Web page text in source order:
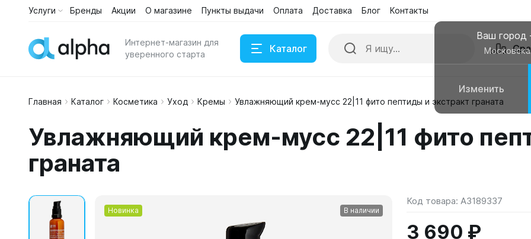
Услуги Бренды Акции О магазине Пункты выдачи Оплата Доставка Блог Контакты
Ваш
Изменить
Интернет-магазин для
уверенного старта
Каталог
Наушники
Портативные колонки
Умные часы
Чехлы для смартфонов
Главная Каталог Косметика Уход Кремы Увлажняющий крем-мусс 22|11 фито пептиды и экстракт граната
Увлажняющий крем-мусс 22|11 фито
граната
Новинка В наличии
Код товара: A3189337
3 690 ₽